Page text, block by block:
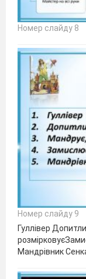
Номер слайду 8
Номер слайду 9
Гуллівер
Мандрівник